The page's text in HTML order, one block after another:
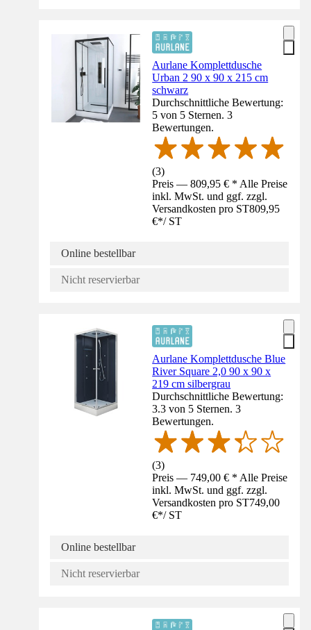
Aurlane Komplettdusche
Urban 2 90 x 90 x 215 cm
schwarz
Durchschnittliche Bewertung:
5 von 5 Sternen. 3
Bewertungen.
(3)
Preis — 809,95 € * Alle Preise
inkl. MwSt. und ggf. zzgl.
Versandkosten pro ST809,95
€*/ ST
Online bestellbar
Nicht reservierbar
Aurlane Komplettdusche Blue
River Square 2,0 90 x 90 x
219 cm silbergrau
Durchschnittliche Bewertung:
3.3 von 5 Sternen. 3
Bewertungen.
(3)
Preis — 749,00 € * Alle Preise
inkl. MwSt. und ggf. zzgl.
Versandkosten pro ST749,00
€*/ ST
Online bestellbar
Nicht reservierbar